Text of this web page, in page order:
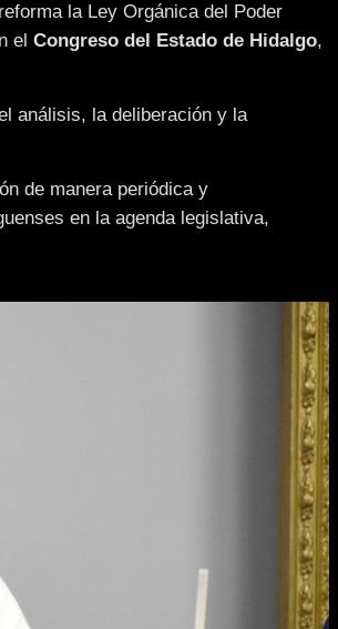
la Ley Orgánica del Poder
el Congreso del Estado de Hidalgo,
análisis, la deliberación y la
de manera periódica y
en la agenda legislativa,